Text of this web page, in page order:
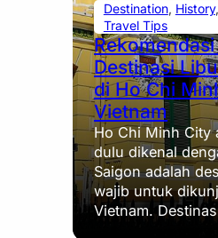
Destination, History,
Travel Tips
Destinasi
di Ho Chi
Vietnam
Ho Chi Minh City
dulu dikenal
Saigon adalah
wajib untuk
Vietnam.